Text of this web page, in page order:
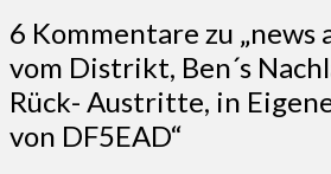
DF5EAD
6 Kommentare zu „news
vom Distrikt, Ben´s
Rück- Austritte, in
von DF5EAD“